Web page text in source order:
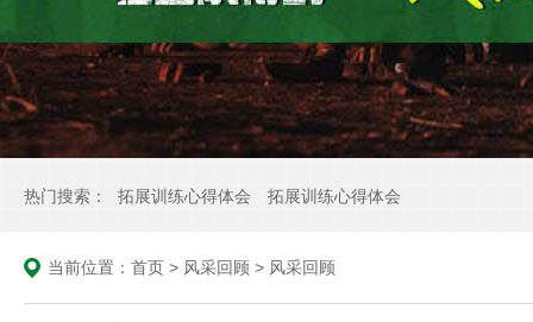
热门搜索： 拓展训练心得体会 拓展训练心得体会
当前位置： 首页 > 风采回顾 > 风采回顾